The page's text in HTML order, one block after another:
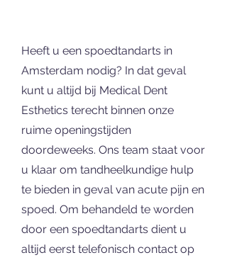
Heeft u een spoedtandarts in
Amsterdam nodig? In dat geval
kunt u altijd bij Medical Dent
Esthetics terecht binnen onze
ruime openingstijden
doordeweeks. Ons team staat voor
u klaar om tandheelkundige hulp
te bieden in geval van acute pijn en
spoed. Om behandeld te worden
door een spoedtandarts dient u
altijd eerst telefonisch contact op